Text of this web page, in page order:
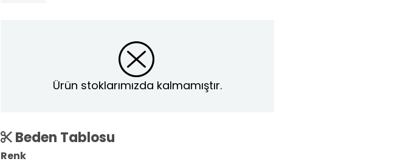
Ürün stoklarımızda kalmamıştır.
Beden Tablosu
Renk